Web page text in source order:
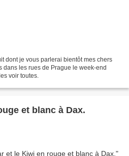
dont je vous parlerai bientôt mes chers
dans les rues de Prague le week-end
voir toutes.
et blanc à Dax.